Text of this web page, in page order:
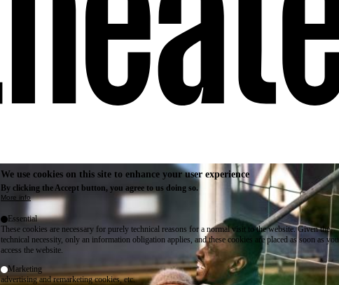
We use cookies on this site to enhance your user experience
By clicking the Accept button, you agree to us doing so.
More info
Essential
These cookies are necessary for purely technical reasons for a normal visit to the website. Given the
technical necessity, only an information obligation applies, and these cookies are placed as soon as you
access the website.
Marketing
advertising and remarketing cookies, etc.